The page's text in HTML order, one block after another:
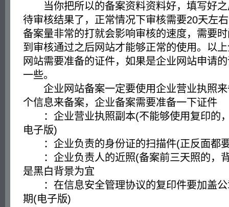
当你把所以的备案资料资料好，填写好之
待审核结果了，正常情况下审核需要20天左
备案量非常的打就会影响审核的速度，需要
到审核通过之后网站才能够正常的使用。以
网站需要准备的证件，如果是企业网站申请
一些。
企业网站备案一定要使用企业营业执照来
个信息来备案，企业备案需要准备一下证件
：企业营业执照副本(不能够使用复印的
电子版)
：企业负责的身份证的扫描件(正反面都
：企业负责人的近照(备案前三天照的，
是黑白背景为宜
：在信息安全管理协议的复印件要加盖公
期(电子版)